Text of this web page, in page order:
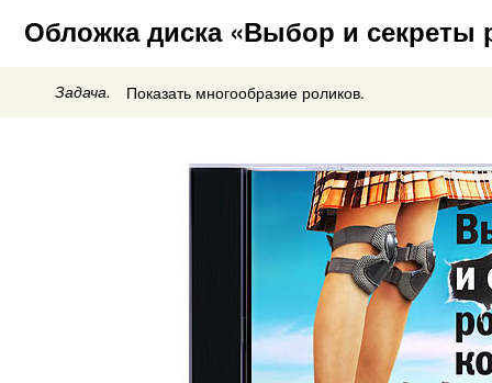
Обложка диска «Выбор и секреты
Задача. Показать многообразие роликов.